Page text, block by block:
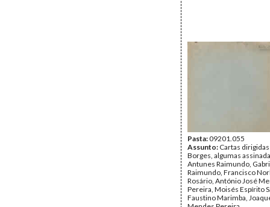
Pasta:09201.055
Assunto: Cartas
Borges, algumas
Antunes Raimundo,
Raimundo, Francisco
Rosário, António José
Pereira, Moisés Espírito
Faustino Marimba,